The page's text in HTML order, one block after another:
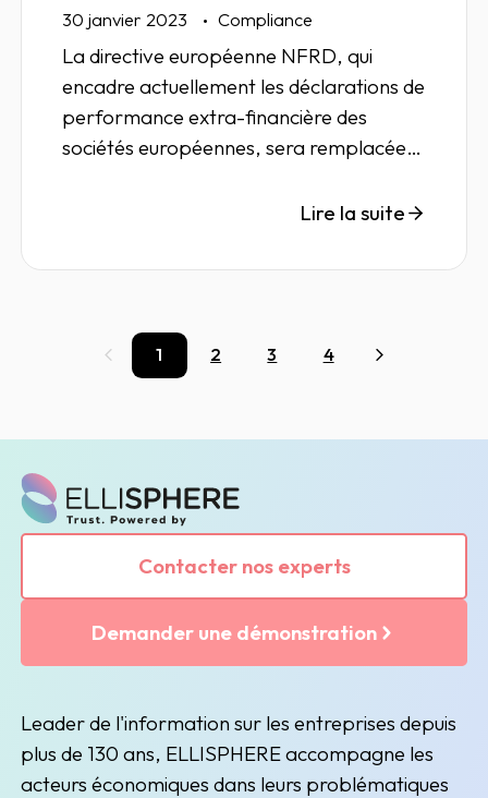
30 janvier 2023 Compliance
La directive européenne NFRD, qui
encadre actuellement les déclarations de
performance extra-financière des
sociétés européennes, sera remplacée
appelée "CSRD" (Corporate
celle-ci sera mise en place
Lire la suite
Précédent
1 2 3 4 Suivant
Contacter nos experts
Demander une démonstration
Leader de l'information sur les entreprises depuis
plus de 130 ans, ELLISPHERE accompagne les
acteurs économiques dans leurs problématiques